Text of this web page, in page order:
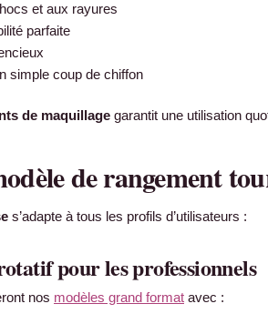
et aux rayures
parfaite
simple coup de chiffon
de maquillage garantit une utilisation
de rangement
s’adapte à tous les profils d’utilisateurs :
pour les professionnels
nos modèles grand format avec :